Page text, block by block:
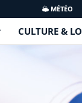
MÉTÉO
CULTURE &